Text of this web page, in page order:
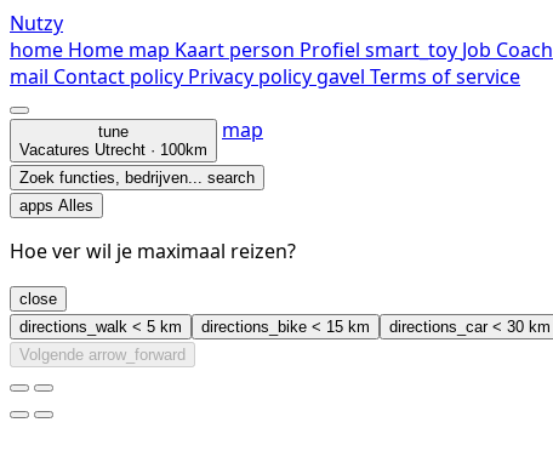
Nutzy
home Home map Kaart person Profiel smart_toy Job Coach
mail Contact policy Privacy policygavel Terms of service
tune
Vacatures Utrecht · 100km
map
Zoek functies, bedrijven... search
apps Alles
Hoe ver wil je maximaal reizen?
close
directions_walk < 5 km directions_bike < 15 km directions_car< 30 km
Volgende arrow_forward